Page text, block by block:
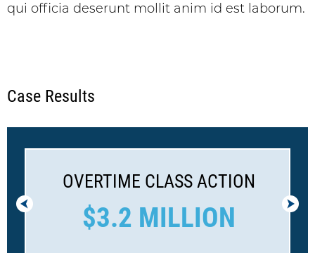
qui officia deserunt mollit anim id est laborum.
Case Results
OVERTIME CLASS ACTION
$3.2 MILLION